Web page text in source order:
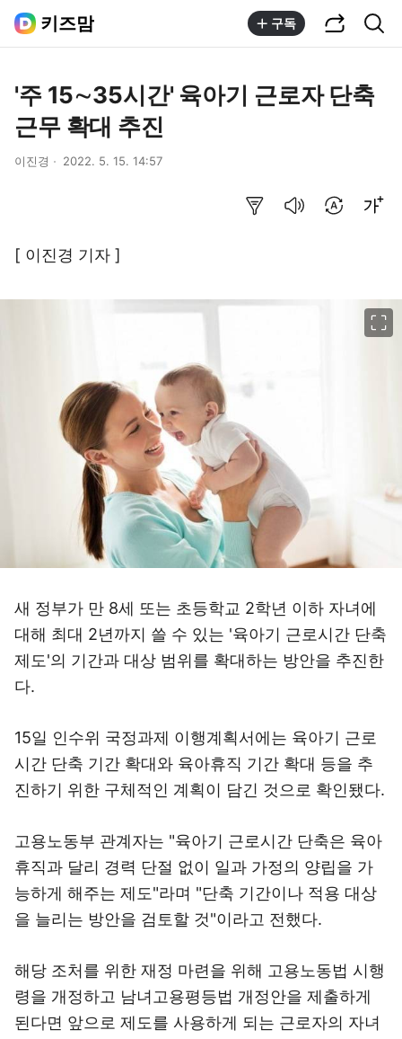
키즈맘 구독
'주 15∼35시간' 육아기 근로자 단축
근무 확대 추진
이진경 2022. 5. 15. 14:57
[ 이진경 기자 ]
새 정부가 만 8세 또는 초등학교 2학년 이하 자녀에
대해 최대 2년까지 쓸 수 있는 '육아기 근로시간 단축
제도'의 기간과 대상 범위를 확대하는 방안을 추진한
다.
15일 인수위 국정과제 이행계획서에는 육아기 근로
시간 단축 기간 확대와 육아휴직 기간 확대 등을 추
진하기 위한 구체적인 계획이 담긴 것으로 확인됐다.
고용노동부 관계자는 "육아기 근로시간 단축은 육아
휴직과 달리 경력 단절 없이 일과 가정의 양립을 가
능하게 해주는 제도"라며 "단축 기간이나 적용 대상
을 늘리는 방안을 검토할 것"이라고 전했다.
해당 조처를 위한 재정 마련을 위해 고용노동법 시행
령을 개정하고 남녀고용평등법 개정안을 제출하게
된다면 앞으로 제도를 사용하게 되는 근로자의 자녀